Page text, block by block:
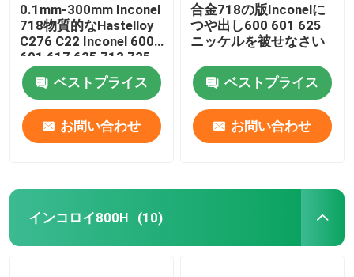
0.1mm-300mm Inconel
718物質的なHastelloy
C276 C22 Inconel 600
601 617 625 713 725
800 825 Monel 400
K500 ベストプライス
お問い合わせ
合金718の版Inconelに
つや出し600 601 625
ニッケルを被せなさい
ベストプライス
お問い合わせ
インコロイ800H (10)